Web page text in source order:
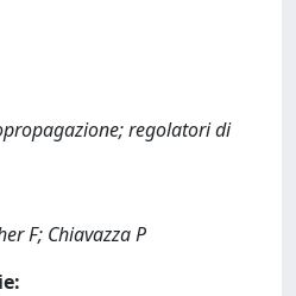
regolatori di
F; Chiavazza P